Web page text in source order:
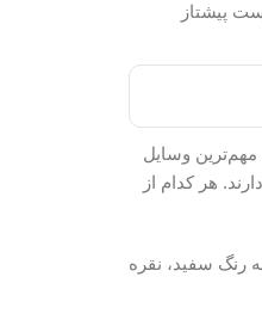
پیشتاز
مهم‌ترین وسایل
هر کدام از
سه رنگ سفید، نقره